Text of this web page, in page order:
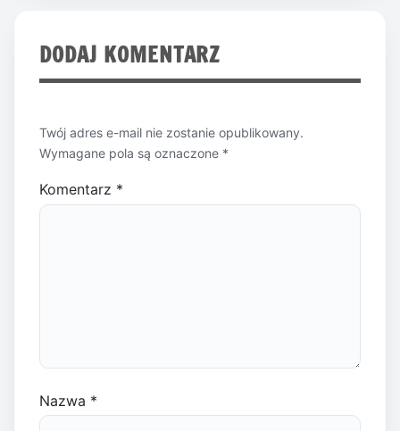
DODAJ KOMENTARZ
Twój adres e-mail nie zostanie opublikowany.
Wymagane pola są oznaczone *
Komentarz *
Nazwa *